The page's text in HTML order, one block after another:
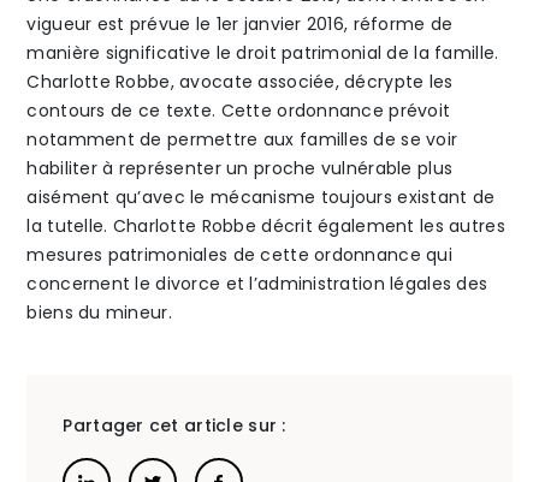
Honoraires
Talents / Contact
Linkedin
vigueur est prévue le 1er janvier 2016, réforme de
manière significative le droit patrimonial de la famille.
Charlotte Robbe, avocate associée, décrypte les
contours de ce texte. Cette ordonnance prévoit
notamment de permettre aux familles de se voir
habiliter à représenter un proche vulnérable plus
aisément qu’avec le mécanisme toujours existant de
la tutelle. Charlotte Robbe décrit également les autres
mesures patrimoniales de cette ordonnance qui
concernent le divorce et l’administration légales des
biens du mineur.
Partager cet article sur :